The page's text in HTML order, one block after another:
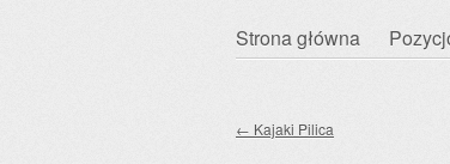
Przejdź
Strona główna
← Kajaki Pilica